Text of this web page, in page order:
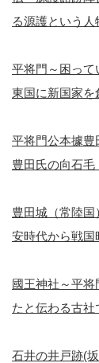
る源護という人
平将門～困って
東国に新国家を
平将門公本據豊
豊田氏の向石毛
豊田城（常陸
安時代から戦国
國王神社～平
たと伝わる古社
石井の井戸跡(